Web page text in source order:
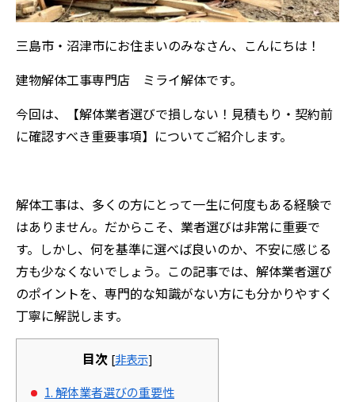
三島市・沼津市にお住まいのみなさん、こんにちは！
建物解体工事専門店 ミライ解体です。
今回は、【解体業者選びで損しない！見積もり・契約前
に確認すべき重要事項】についてご紹介します。
解体工事は、多くの方にとって一生に何度もある経験で
はありません。だからこそ、業者選びは非常に重要で
す。しかし、何を基準に選べば良いのか、不安に感じる
方も少なくないでしょう。この記事では、解体業者選び
のポイントを、専門的な知識がない方にも分かりやすく
丁寧に解説します。
目次 [非表示]
1. 解体業者選びの重要性